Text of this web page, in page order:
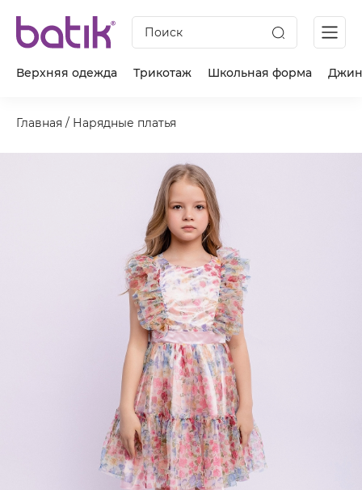
Поиск
Верхняя одежда Трикотаж Школьная форма
Главная / Нарядные платья